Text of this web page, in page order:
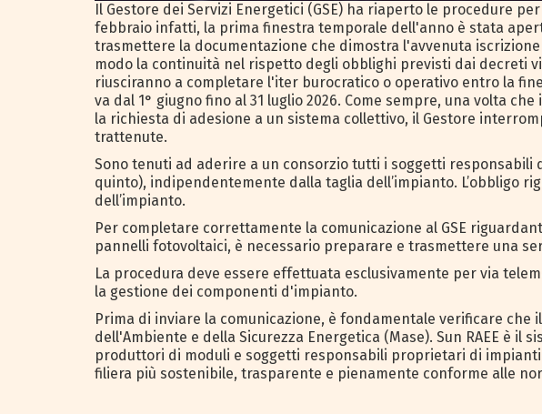
Il Gestore dei Servizi Energetici (GSE) ha riaperto le procedure
febbraio infatti, la prima finestra temporale dell'anno è stata
trasmettere la documentazione che dimostra l'avvenuta
modo la continuità nel rispetto degli obblighi previsti dai decreti
riusciranno a completare l'iter burocratico o operativo entro la
va dal 1° giugno fino al 31 luglio 2026. Come sempre, una volta
la richiesta di adesione a un sistema collettivo, il Gestore
trattenute.
Sono tenuti ad aderire a un consorzio tutti i soggetti
quinto), indipendentemente dalla taglia dell’impianto. L’obbligo
dell’impianto.
Per completare correttamente la comunicazione al GSE
pannelli fotovoltaici, è necessario preparare e trasmettere una
La procedura deve essere effettuata esclusivamente per via
la gestione dei componenti d'impianto.
Prima di inviare la comunicazione, è fondamentale verificare
dell'Ambiente e della Sicurezza Energetica (Mase). Sun RAEE è
produttori di moduli e soggetti responsabili proprietari di
filiera più sostenibile, trasparente e pienamente conforme alle